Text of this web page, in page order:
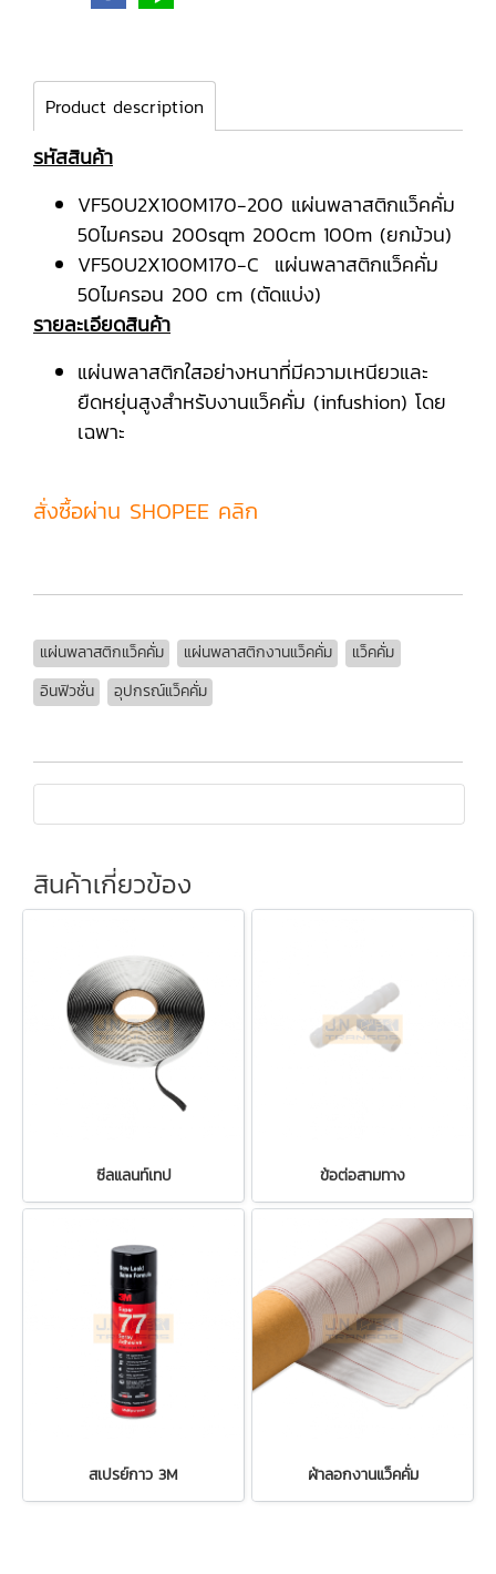
Product description
รหัสสินค้า
VF50U2X100M170-200 แผ่นพลาสติกแว็คคั่ม
50ไมครอน 200sqm 200cm 100m (ยกม้วน)
VF50U2X100M170-C แผ่นพลาสติกแว็คคั่ม
50ไมครอน 200 cm (ตัดแบ่ง)
รายละเอียดสินค้า
แผ่นพลาสติกใสอย่างหนาที่มีความเหนียวและ
ยืดหยุ่นสูงสำหรับงานแว็คคั่ม (infushion) โดย
เฉพาะ
สั่งซื้อผ่าน SHOPEE คลิก
แผ่นพลาสติกแว็คคั่ม แผ่นพลาสติกงานแว็คคั่ม
แว็คคั่ม
อินฟิวชั่น
อุปกรณ์แว็คคั่ม
สินค้าเกี่ยวข้อง
ซีลแลนท์เทป ข้อต่อสามทาง
สเปรย์กาว 3M ผ้าลอกงานแว็คคั่ม